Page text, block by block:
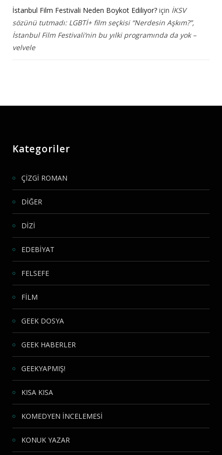
İstanbul Film Festivali Neden Boykot Ediliyor? için İKSV
sözünü tutmadı: LGBTİ+ film seçkisi “Nerdesin Aşkım?”,
İstanbul Film Festivali’nin bu yılki programında da yok –
velvele
Kategoriler
ÇİZGİ ROMAN
DİĞER
DİZİ
EDEBİYAT
FELSEFE
FİLM
GEEK DOSYA
GEEK HABERLER
GEEKYAPMIŞ!
KISA KISA
KOMEDYEN İNCELEMESİ
KONUK YAZAR